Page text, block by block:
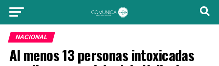
NACIONAL
Al menos 13 personas intoxicadas